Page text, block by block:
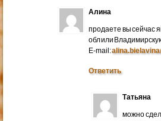
Алина
продаете вы сейчас
обл или
E-mail:
Ответить
Татьяна
можно